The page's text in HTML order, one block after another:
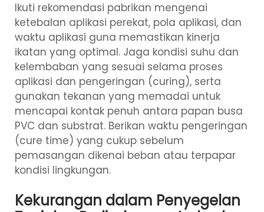
Ikuti rekomendasi pabrikan mengenai
ketebalan aplikasi perekat, pola aplikasi, dan
waktu aplikasi guna memastikan kinerja
ikatan yang optimal. Jaga kondisi suhu dan
kelembaban yang sesuai selama proses
aplikasi dan pengeringan (curing), serta
gunakan tekanan yang memadai untuk
mencapai kontak penuh antara papan busa
PVC dan substrat. Berikan waktu pengeringan
(cure time) yang cukup sebelum
pemasangan dikenai beban atau terpapar
kondisi lingkungan.
Kekurangan dalam Penyegelan